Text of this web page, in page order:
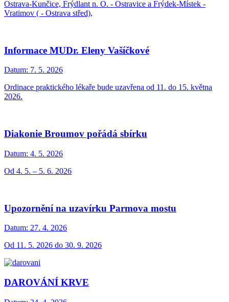
Ostrava-Kunčice, Frýdlant n. O. - Ostravice a Frýdek-Místek -
Vratimov ( - Ostrava střed),
Informace MUDr. Eleny Vašíčkové
Datum: 7. 5. 2026
Ordinace praktického lékaře bude uzavřena od 11. do 15. května
2026.
Diakonie Broumov pořádá sbírku
Datum: 4. 5. 2026
Od 4. 5. – 5. 6. 2026
Upozornění na uzavírku Parmova mostu
Datum: 27. 4. 2026
Od 11. 5. 2026 do 30. 9. 2026
DAROVÁNÍ KRVE